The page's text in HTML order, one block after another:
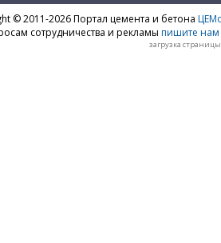
© 2011-2026 Портал цемента и бетона
сотрудничества и рекламы пишите нам
загрузка